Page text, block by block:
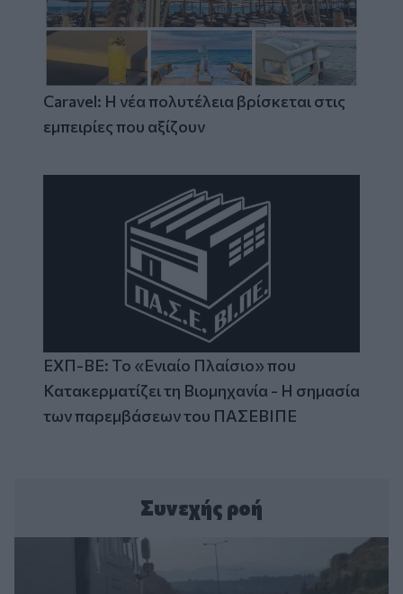
Caravel: Η νέα πολυτέλεια βρίσκεται στις
εμπειρίες που αξίζουν
ΕΧΠ-ΒΕ: Το «Ενιαίο Πλαίσιο» που
Κατακερματίζει τη Βιομηχανία - Η σημασία
των παρεμβάσεων του ΠΑΣΕΒΙΠΕ
Συνεχής ροή